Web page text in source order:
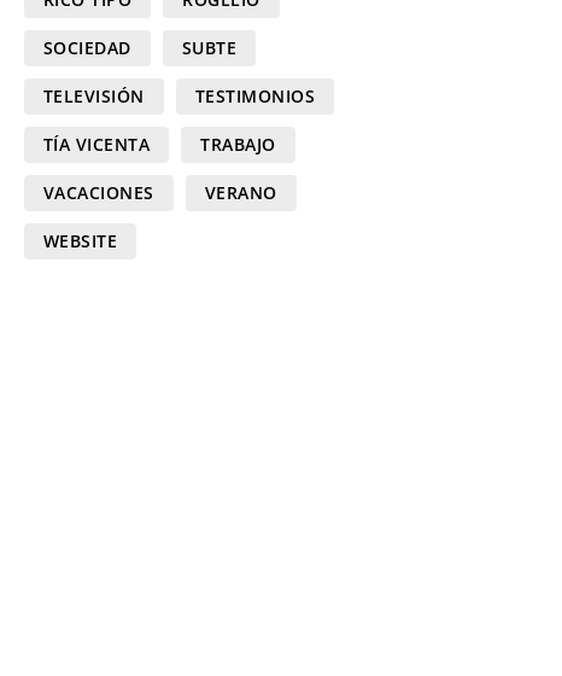
SOCIEDAD SUBTE
TELEVISIÓN TESTIMONIOS
TÍA VICENTA TRABAJO
VACACIONES VERANO
WEBSITE